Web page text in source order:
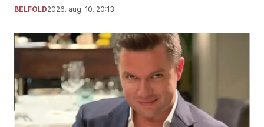
BELFÖLD2026. aug. 10. 20:13